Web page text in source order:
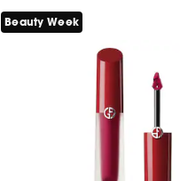
Beauty Week